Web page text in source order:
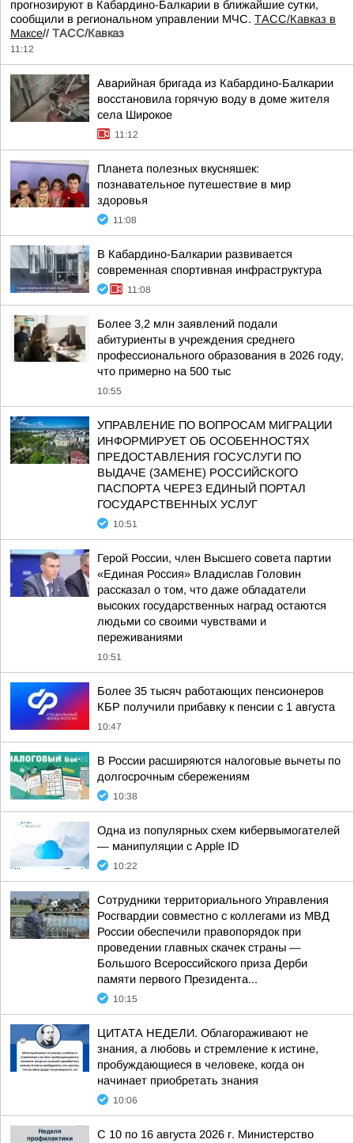
прогнозируют в Кабардино-Балкарии в ближайшие сутки,
сообщили в региональном управлении МЧС. ТАСС/Кавказ в
Максе// ТАСС/Кавказ
11:12
Аварийная бригада из Кабардино-Балкарии
восстановила горячую воду в доме жителя
села Широкое
11:12
Планета полезных вкусняшек:
познавательное путешествие в мир
здоровья
11:08
В Кабардино-Балкарии развивается
современная спортивная инфраструктура
11:08
Более 3,2 млн заявлений подали
абитуриенты в учреждения среднего
профессионального образования в 2026 году,
что примерно на 500 тыс
10:55
УПРАВЛЕНИЕ ПО ВОПРОСАМ МИГРАЦИИ
ИНФОРМИРУЕТ ОБ ОСОБЕННОСТЯХ
ПРЕДОСТАВЛЕНИЯ ГОСУСЛУГИ ПО
ВЫДАЧЕ (ЗАМЕНЕ) РОССИЙСКОГО
ПАСПОРТА ЧЕРЕЗ ЕДИНЫЙ ПОРТАЛ
ГОСУДАРСТВЕННЫХ УСЛУГ
10:51
Герой России, член Высшего совета партии
«Единая Россия» Владислав Головин
рассказал о том, что даже обладатели
высоких государственных наград остаются
людьми со своими чувствами и
переживаниями
10:51
Более 35 тысяч работающих пенсионеров
КБР получили прибавку к пенсии с 1 августа
10:47
В России расширяются налоговые вычеты по
долгосрочным сбережениям
10:38
Одна из популярных схем кибервымогателей
— манипуляции с Apple ID
10:22
Сотрудники территориального Управления
Росгвардии совместно с коллегами из МВД
России обеспечили правопорядок при
проведении главных скачек страны —
Большого Всероссийского приза Дерби
памяти первого Президента...
10:15
ЦИТАТА НЕДЕЛИ. Облагораживают не
знания, а любовь и стремление к истине,
пробуждающиеся в человеке, когда он
начинает приобретать знания
10:06
С 10 по 16 августа 2026 г. Министерство